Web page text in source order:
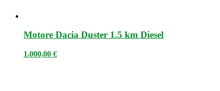
Motore Dacia Duster 1.5 km Diesel
1.000,00 €